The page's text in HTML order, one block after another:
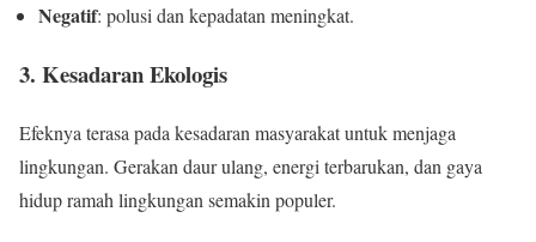
Negatif: polusi dan kepadatan meningkat.
3. Kesadaran Ekologis
Efeknya terasa pada kesadaran masyarakat untuk menjaga
lingkungan. Gerakan daur ulang, energi terbarukan, dan gaya
hidup ramah lingkungan semakin populer.